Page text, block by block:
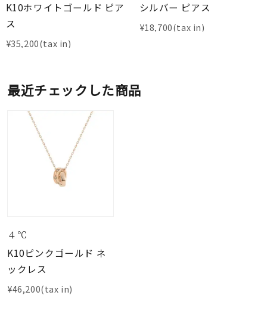
K10ホワイトゴールド ピア
ス
¥35,200
シルバー ピアス
¥18,700
最近チェックした商品
４℃
K10ピンクゴールド ネ
ックレス
¥46,200(tax in)